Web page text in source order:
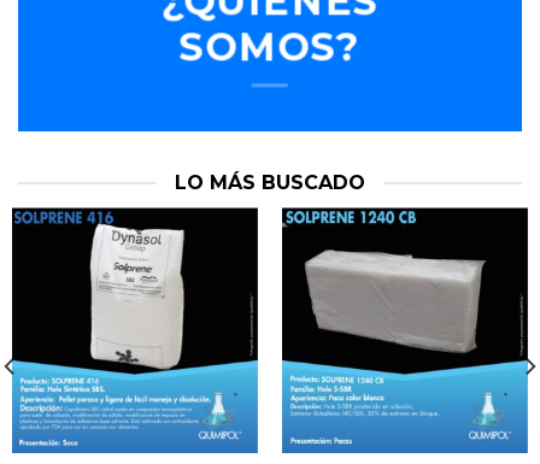
SOMOS?
LO MÁS BUSCADO